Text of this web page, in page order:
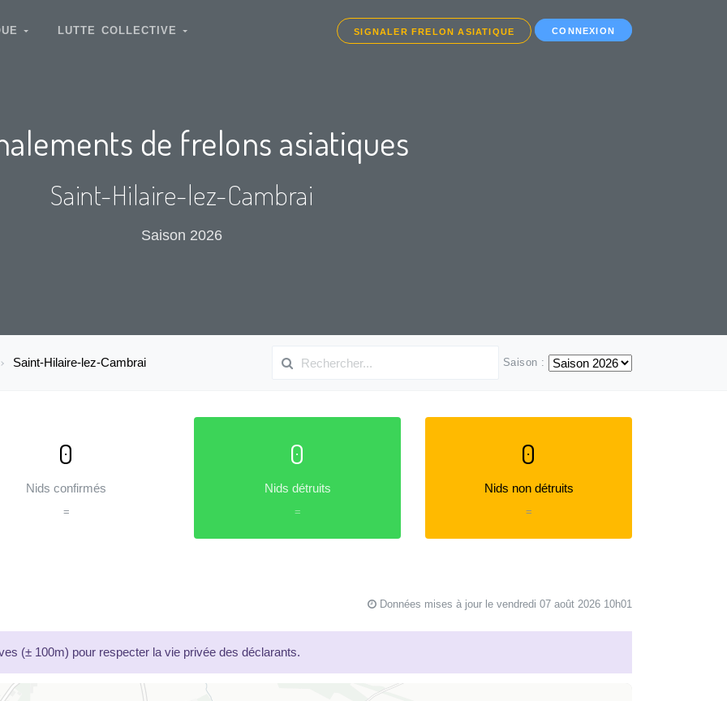
LUTTE COLLECTIVE SIGNALER FRELON ASIATIQUE CONNEXION
de frelons asiatiques
Saint-Hilaire-lez-Cambrai
Saison 2026
Saint-Hilaire-lez-Cambrai Saison :
0
Nids confirmés
=
0
Nids détruits
=
0
Nids non détruits
=
Données mises à jour le vendredi 07 août 2026 10h01
(± 100m) pour respecter la vie privée des déclarants.